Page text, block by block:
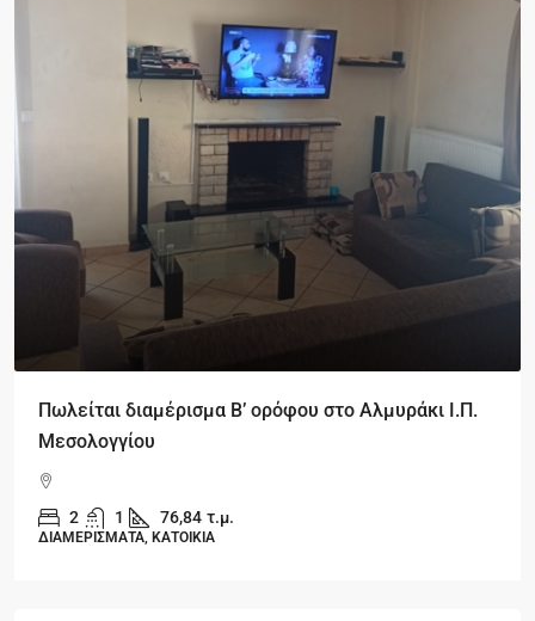
Πωλείται διαμέρισμα Β’ ορόφου στο Αλμυράκι Ι.Π.
Μεσολογγίου
2 1 76,84 τ.μ.
ΔΙΑΜΕΡΙΣΜΑΤΑ, ΚΑΤΟΙΚΙΑ